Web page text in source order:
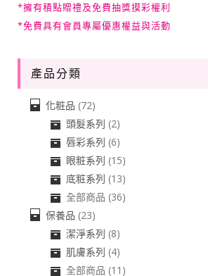
*擁有積點贈禮及免費抽獎摸彩權利
*免費具有會員專屬優惠權益與活動
產品分類
化粧品 (72)
頭髮系列 (2)
唇彩系列 (6)
眼粧系列 (15)
底粧系列 (13)
全部商品 (36)
保養品 (23)
潔淨系列 (8)
肌膚系列 (4)
全部商品 (11)